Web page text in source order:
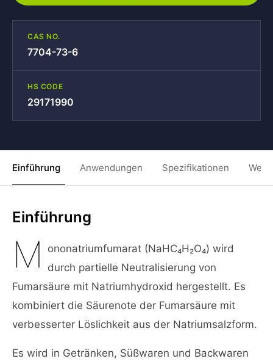
CAS NO.
7704-73-6
HS CODE
29171990
Einführung Anwendungen Spezifikationen
Einführung
M
ononatriumfumarat (NaHC₄H₂O₄) wird
durch partielle Neutralisierung von
Fumarsäure mit Natriumhydroxid hergestellt. Es
kombiniert die Säurenote der Fumarsäure mit
verbesserter Löslichkeit aus der Natriumsalzform.
Es wird in Getränken, Süßwaren und Backwaren